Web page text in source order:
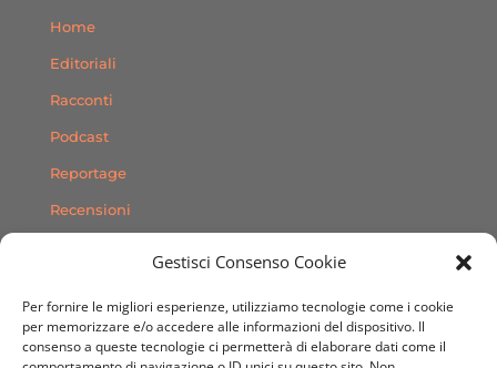
Gestisci Consenso Cookie
Per fornire le migliori esperienze, utilizziamo tecnologie come i cookie
per memorizzare e/o accedere alle informazioni del dispositivo. Il
consenso a queste tecnologie ci permetterà di elaborare dati come il
Home
Editoriali
Racconti
Podcast
Reportage
Recensioni
Contatti